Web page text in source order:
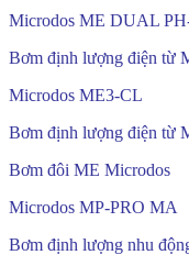
Microdos ME DUAL
Bơm định lượng điện từ
Microdos ME3-CL
Bơm định lượng điện từ
Bơm đôi ME Microdos
Microdos MP-PRO MA
Bơm định lượng nhu